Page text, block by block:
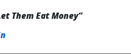
Them Eat Money“